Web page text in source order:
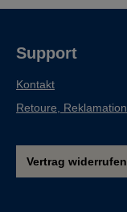
Support
Kontakt
Retoure, Reklamation
Vertrag widerrufen